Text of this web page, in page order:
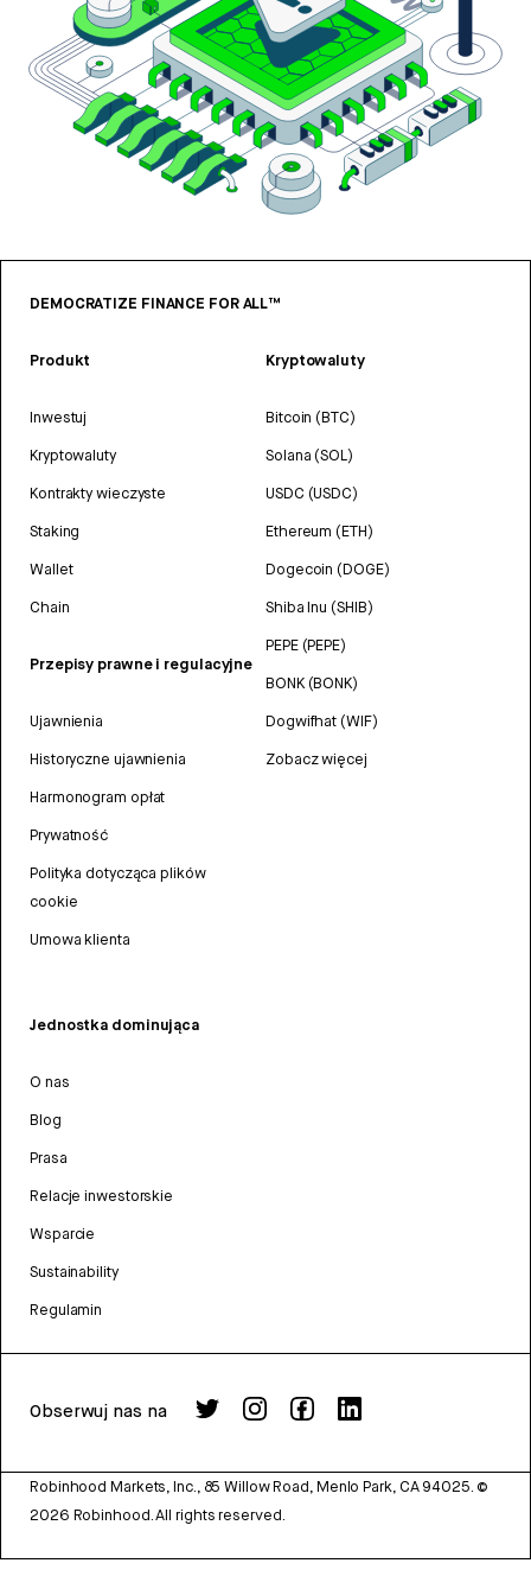
DEMOCRATIZE FINANCE FOR ALL™
Produkt
Inwestuj
Kryptowaluty
Kontrakty wieczyste
Staking
Wallet
Chain
Przepisy prawne i regulacyjne
Ujawnienia
Historyczne ujawnienia
Harmonogram opłat
Prywatność
Polityka dotycząca plików
cookie
Umowa klienta
Kryptowaluty
Bitcoin (BTC)
Solana (SOL)
USDC (USDC)
Ethereum (ETH)
Dogecoin (DOGE)
Shiba Inu (SHIB)
PEPE (PEPE)
BONK (BONK)
Dogwifhat (WIF)
Zobacz więcej
Jednostka dominująca
O nas
Blog
Prasa
Relacje inwestorskie
Wsparcie
Sustainability
Regulamin
Obserwuj nas na
Robinhood Markets, Inc., 85 Willow Road, Menlo Park, CA 94025. ©
2026 Robinhood. All rights reserved.